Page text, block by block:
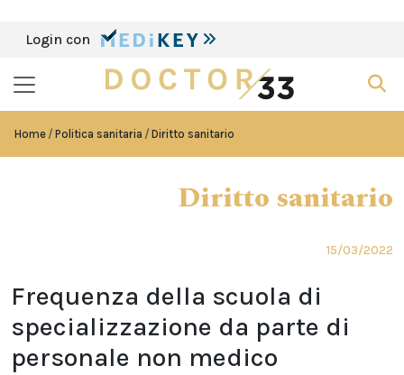
Login con
Home Politica sanitaria Diritto sanitario
Diritto sanitario
15/03/2022
Frequenza della scuola di
specializzazione da parte di
personale non medico